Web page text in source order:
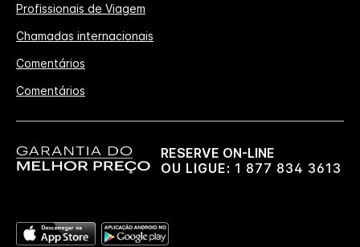
Profissionais de Viagem
Chamadas internacionais
Comentários
Comentários
RESERVE ON-LINE
OU LIGUE: 1 877 834 3613